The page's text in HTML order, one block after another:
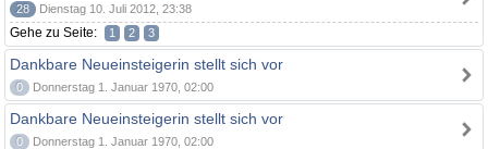
28 Dienstag 10. Juli 2012, 23:38
Gehe zu Seite: 1 2 3
Dankbare Neueinsteigerin stellt sich vor
0 Donnerstag 1. Januar 1970, 02:00
Dankbare Neueinsteigerin stellt sich vor
0 Donnerstag 1. Januar 1970, 02:00